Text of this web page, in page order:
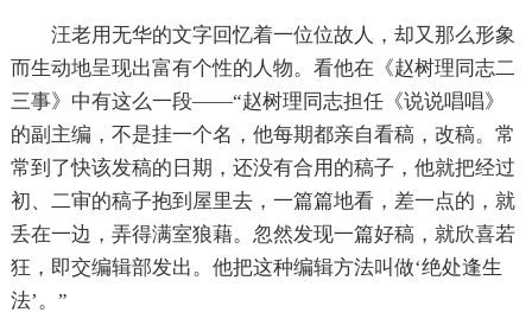
汪老用无华的文字回忆着一位位故人，却又那么形象
而生动地呈现出富有个性的人物。看他在《赵树理同志二
三事》中有这么一段——“赵树理同志担任《说说唱唱》
的副主编，不是挂一个名，他每期都亲自看稿，改稿。常
常到了快该发稿的日期，还没有合用的稿子，他就把经过
初、二审的稿子抱到屋里去，一篇篇地看，差一点的，就
丢在一边，弄得满室狼藉。忽然发现一篇好稿，就欣喜若
狂，即交编辑部发出。他把这种编辑方法叫做‘绝处逢生
法’。”